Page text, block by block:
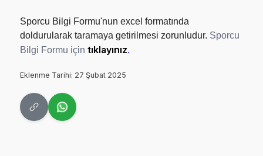
Sporcu Bilgi Formu'nun excel formatında
doldurularak taramaya getirilmesi zorunludur. Sporcu
Bilgi Formu içintıklayınız.
Eklenme Tarihi: 27 Şubat 2025